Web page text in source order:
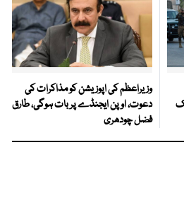
وزیراعظم کی اپوزیشن کو مذاکرات کی
دعوت، اوپن ایجنڈے پر بات ہوگی، طارق
فضل چودھری